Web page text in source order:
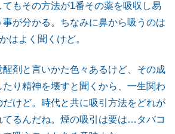
もその方法が1番その薬を吸収し易
が分かる。ちなみに鼻から吸うのは
はよく聞くけど。
剤と言いかた色々あるけど、その成
り精神を壊すと聞くから、一生関わ
だけど。時代と共に吸引方法をどれが
てるんだね。煙の吸引は要は…タバコ